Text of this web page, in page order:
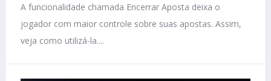
A funcionalidade chamada Encerrar Aposta deixa o
jogador com maior controle sobre suas apostas. Assim,
veja como utilizá-la....